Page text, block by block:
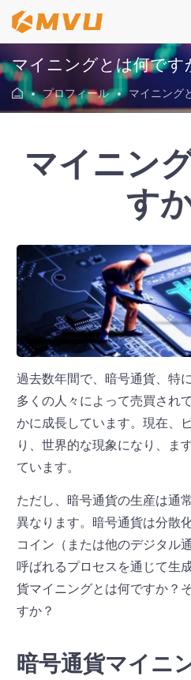
マイニングとは何です
プロフィール マイニング
マイニン
す
過去数年間で、暗号通貨、特
多くの人々によって売買され
かに成長しています。現在、
り、世界的な現象になり、ま
ています。
ただし、暗号通貨の生産は通
異なります。暗号通貨は分散
コイン（または他のデジタル
呼ばれるプロセスを通じて生
貨マイニングとは何ですか？
すか？
暗号通貨マイニ